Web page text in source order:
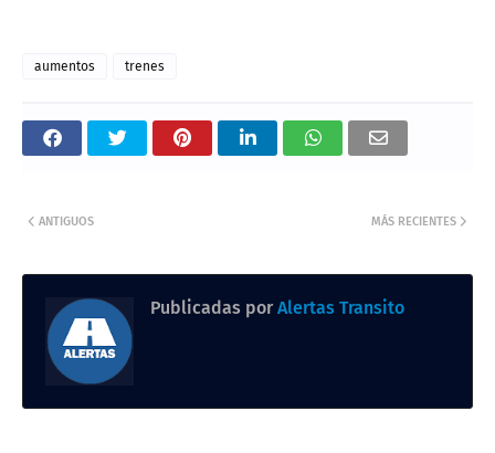
aumentos trenes
MÁS RECIENTES
ANTIGUOS
Publicadas por Alertas Transito